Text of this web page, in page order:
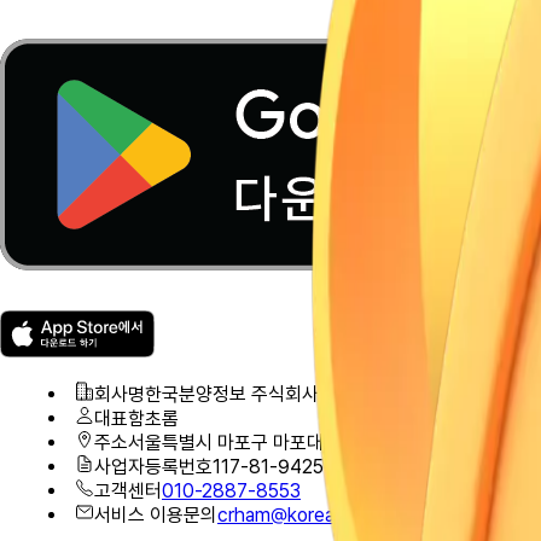
회사명한국분양정보 주식회사
대표함초롬
주소서울특별시 마포구 마포대로 78, 1123호(도화동, 자람
사업자등록번호117-81-94256
고객센터010-2887-8553
서비스 이용문의 crham@koreahousing.info